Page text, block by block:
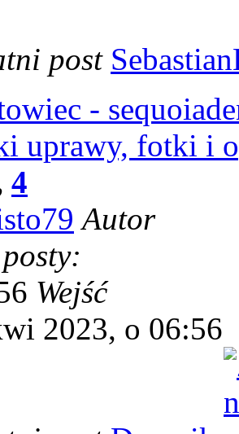
post
-
uprawy, fotki i
4
Autor
posty:
Wejść
2023, o 06:56